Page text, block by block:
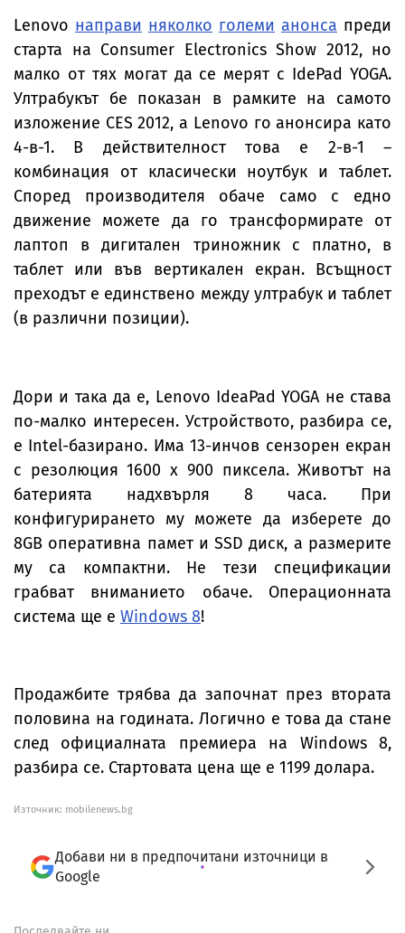
Lenovo направи няколко големи анонса преди
старта на Consumer Electronics Show 2012, но
малко от тях могат да се мерят с IdePad YOGA.
Ултрабукът бе показан в рамките на самото
изложение CES 2012, а Lenovo го анонсира като
4-в-1. В действителност това е 2-в-1 –
комбинация от класически ноутбук и таблет.
Според производителя обаче само с едно
движение можете да го трансформирате от
лаптоп в дигитален триножник с платно, в
таблет или във вертикален екран. Всъщност
преходът е единствено между ултрабук и таблет
(в различни позиции).
Дори и така да е, Lenovo IdeaPad YOGA не става
по-малко интересен. Устройството, разбира се,
е Intel-базирано. Има 13-инчов сензорен екран
с резолюция 1600 х 900 пиксела. Животът на
батерията надхвърля 8 часа. При
конфигурирането му можете да изберете до
8GB оперативна памет и SSD диск, а размерите
му са компактни. Не тези спецификации
грабват вниманието обаче. Операционната
система ще е Windows 8!
Продажбите трябва да започнат през втората
половина на годината. Логично е това да стане
след официалната премиера на Windows 8,
разбира се. Стартовата цена ще е 1199 долара.
Източник: mobilenews.bg
Добави ни в предпочитани източници в
Google